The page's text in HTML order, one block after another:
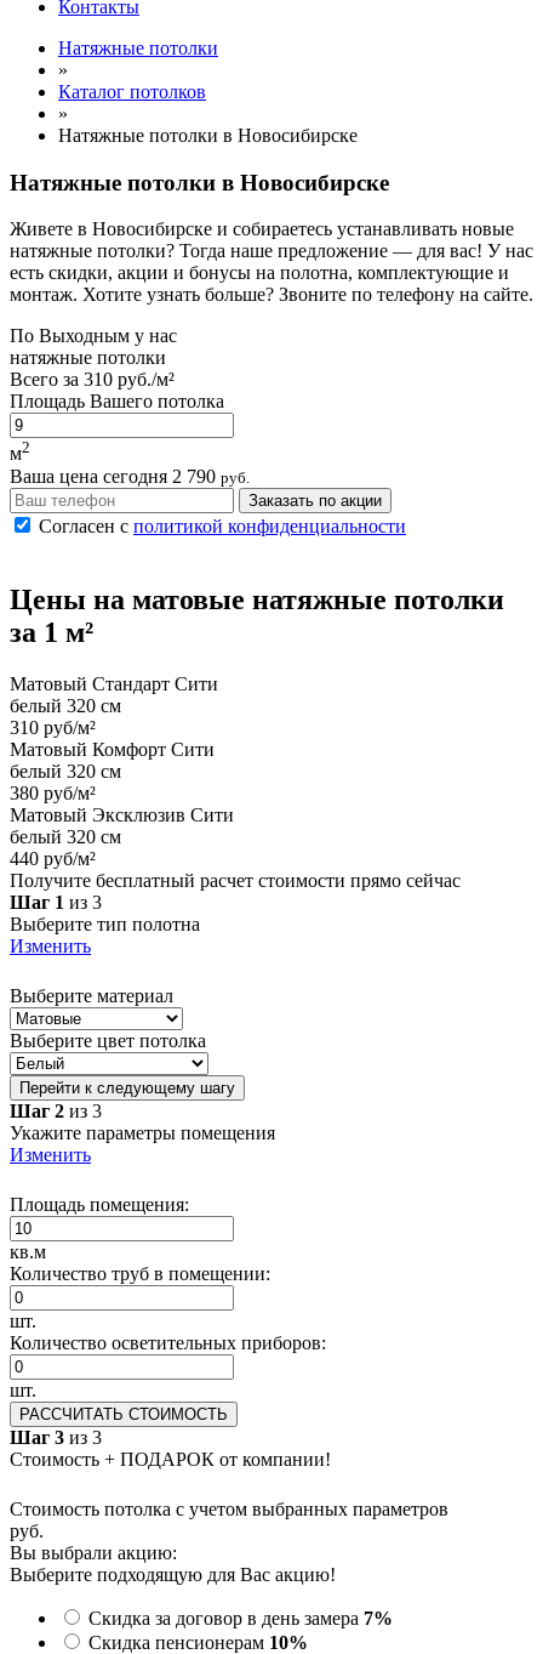
Контакты
Натяжные потолки
»
Каталог потолков
»
Натяжные потолки в Новосибирске
Натяжные потолки в Новосибирске
Живете в Новосибирске и собираетесь устанавливать новые
натяжные потолки? Тогда наше предложение — для вас! У нас
есть скидки, акции и бонусы на полотна, комплектующие и
монтаж. Хотите узнать больше? Звоните по телефону на сайте.
По Выходным у нас
натяжные потолки
Всего за 310 руб./м²
Площадь Вашего потолка
м2
Ваша цена сегодня 2 790 руб.
Заказать по акции
Согласен с политикой конфиденциальности
Цены на матовые натяжные потолки
за 1 м²
Матовый Стандарт Сити
белый 320 см
310 руб/м²
Матовый Комфорт Сити
белый 320 см
380 руб/м²
Матовый Эксклюзив Сити
белый 320 см
440 руб/м²
Получите бесплатный расчет стоимости прямо сейчас
Шаг 1 из 3
Выберите тип полотна
Изменить
Выберите материал
Выберите цвет потолка
Перейти к следующему шагу
Шаг 2 из 3
Укажите параметры помещения
Изменить
Площадь помещения:
кв.м
Количество труб в помещении:
шт.
Количество осветительных приборов:
шт.
РАССЧИТАТЬ СТОИМОСТЬ
Шаг 3 из 3
Стоимость + ПОДАРОК от компании!
Стоимость потолка с учетом выбранных параметров
руб.
Вы выбрали акцию:
Выберите подходящую для Вас акцию!
Скидка за договор в день замера 7%
Скидка пенсионерам 10%